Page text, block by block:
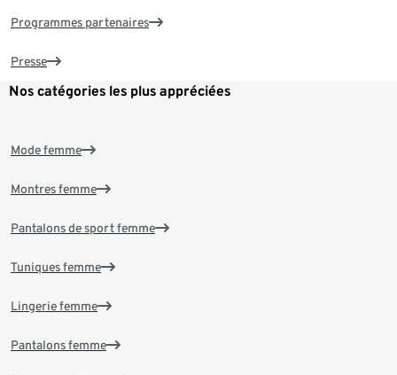
Programmes partenaires
Presse
Nos catégories les plus appréciées
Mode femme
Montres femme
Pantalons de sport femme
Tuniques femme
Lingerie femme
Pantalons femme